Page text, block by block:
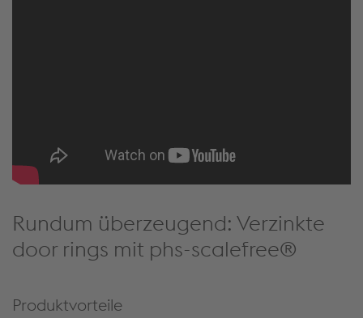
Rundum überzeugend: Verzinkte
door rings mit phs-scalefree®
Produktvorteile